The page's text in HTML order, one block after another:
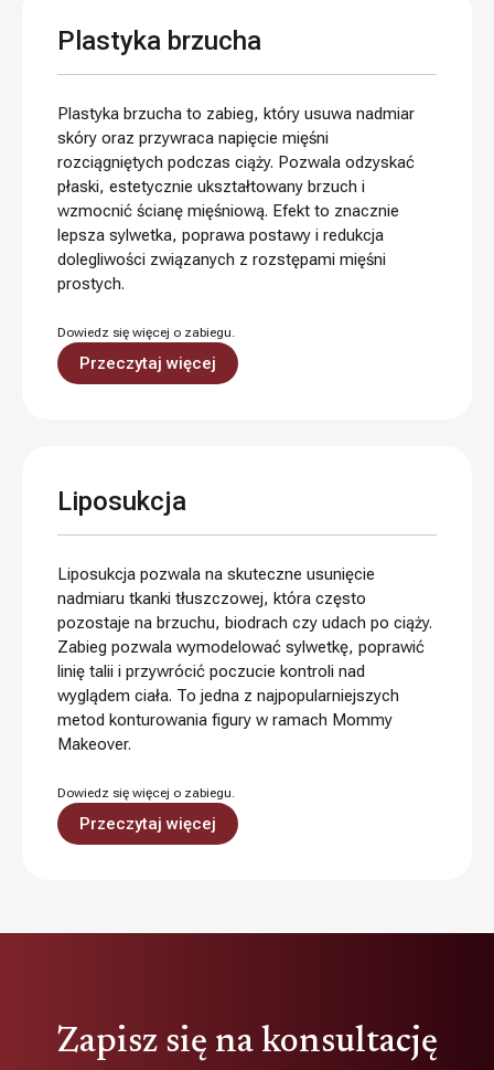
Plastyka brzucha
Plastyka brzucha to zabieg, który usuwa nadmiar
skóry oraz przywraca napięcie mięśni
rozciągniętych podczas ciąży. Pozwala odzyskać
płaski, estetycznie ukształtowany brzuch i
wzmocnić ścianę mięśniową. Efekt to znacznie
lepsza sylwetka, poprawa postawy i redukcja
dolegliwości związanych z rozstępami mięśni
prostych.
Dowiedz się więcej o zabiegu.
Przeczytaj więcej
Liposukcja
Liposukcja pozwala na skuteczne usunięcie
nadmiaru tkanki tłuszczowej, która często
pozostaje na brzuchu, biodrach czy udach po ciąży.
Zabieg pozwala wymodelować sylwetkę, poprawić
linię talii i przywrócić poczucie kontroli nad
wyglądem ciała. To jedna z najpopularniejszych
metod konturowania figury w ramach Mommy
Makeover.
Dowiedz się więcej o zabiegu.
Przeczytaj więcej
Zapisz się na konsultację